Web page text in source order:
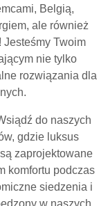
Belgią,
ale również
Jesteśmy Twoim
nie tylko
rozwiązania dla
do naszych
gdzie luksus
zaprojektowane
komfortu podczas
siedzenia i
w naszych